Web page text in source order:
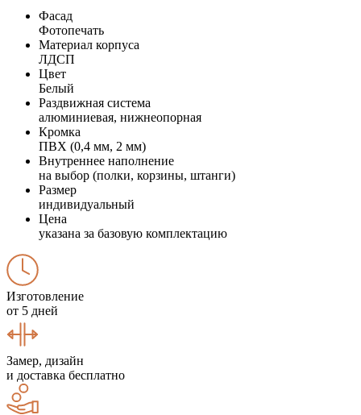
Фасад
Фотопечать
Материал корпуса
ЛДСП
Цвет
Белый
Раздвижная система
алюминиевая, нижнеопорная
Кромка
ПВХ (0,4 мм, 2 мм)
Внутреннее наполнение
на выбор (полки, корзины, штанги)
Размер
индивидуальный
Цена
указана за базовую комплектацию
Изготовление
от 5 дней
Замер, дизайн
и доставка бесплатно